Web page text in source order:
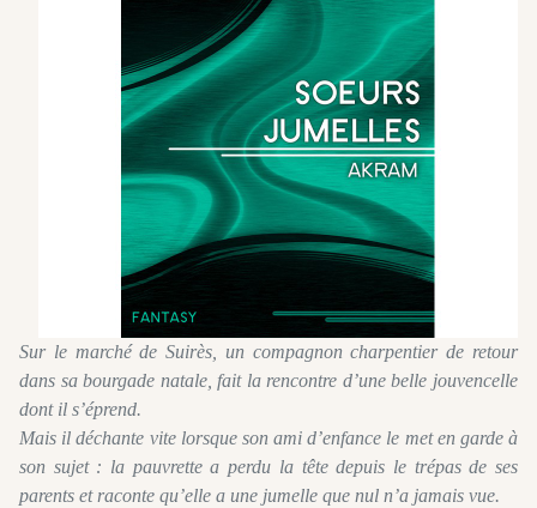
Sur le marché de Suirès, un compagnon charpentier de retour
dans sa bourgade natale, fait la rencontre d’une belle jouvencelle
dont il s’éprend.
Mais il déchante vite lorsque son ami d’enfance le met en garde à
son sujet : la pauvrette a perdu la tête depuis le trépas de ses
parents et raconte qu’elle a une jumelle que nul n’a jamais vue.